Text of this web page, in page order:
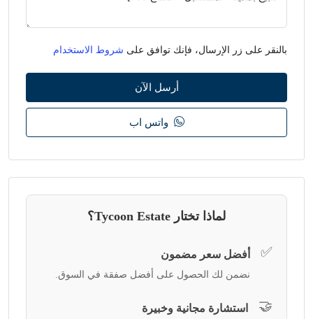
بالنقر على زر الإرسال، فإنك توافق على شروط الاستخدام
أرسل الآن
واتس اب
لماذا تختار Tycoon Estate؟
✅ أفضل سعر مضمون
نضمن لك الحصول على أفضل صفقة في السوق.
🤝 استشارة مجانية وخبيرة